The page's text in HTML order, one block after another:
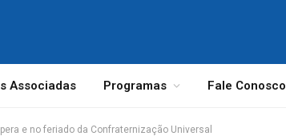
Associadas Programas Fale Conosco
e no feriado da Confraternização Universal